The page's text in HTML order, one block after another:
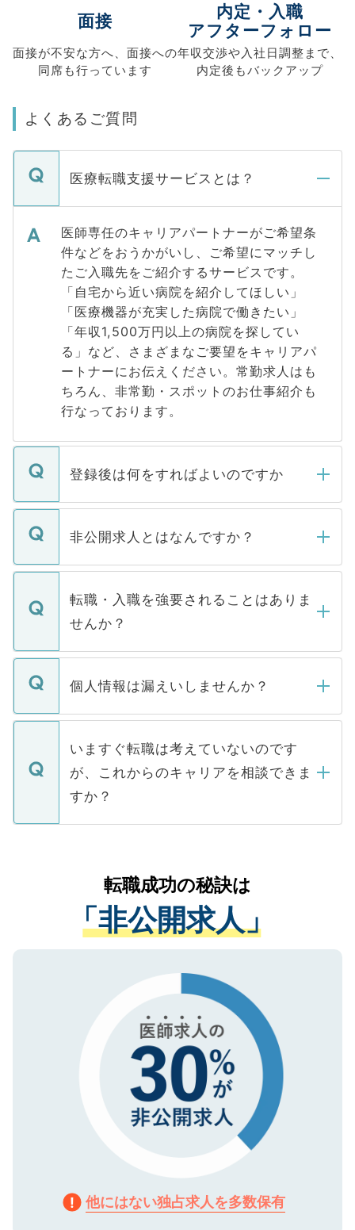
面接
面接が不安な方へ、 面接への
同席も行っています
内定・入職
アフターフォロー
年収交渉や入社日調整まで、
内定後もバックアップ
よくあるご質問
医療転職支援サービスとは？
医師専任のキャリアパートナーがご希望条
件などをおうかがいし、ご希望にマッチし
たご入職先をご紹介するサービスです。
「自宅から近い病院を紹介してほしい」
「医療機器が充実した病院で働きたい」
「年収1,500万円以上の病院を探してい
る」など、さまざまなご要望をキャリアパ
ートナーにお伝えください。常勤求人はも
ちろん、非常勤・スポットのお仕事紹介も
行なっております。
登録後は何をすればよいのですか
ご登録いただきましたら、弊社担当者がご
登録内容を確認し、その後メールもしくは
ます。通常、5営業日以内にはご連絡をせて
いただきますので、しばらくお待ちくださ
い。
非公開求人とはなんですか？
マイナビDOCTORで取り扱っている求人の
うち約3割は、Webサイトからご覧いただ
けない「非公開求人」です。非公開求人は
下記の理由によって、一般には公開してい
ません。
■応募殺到を避けるため 人気のある医療機
関を公にしてしまうと、応募が殺到する場
に、医療機関が求める条件に合った人材の
みを人材紹介会社に依頼するケースが増え
ています。
転職・入職を強要されることはありま
せんか？
転職・入職を強要することは一切ありませ
ん。また、仮に応募先から内定をいただい
定を承諾する必要はありません。内定先へ
の辞退の連絡はキャリアパートナーが行い
ますので、ご安心ください。
個人情報は漏えいしませんか？
個人情報が漏えいすることはありませんの
で、ご安心ください。当サイトからの登録
などで収集したご登録者様の個人情報は、
ご本人のキャリアアップおよび転職活動の
支援を目的に使用いたします。お預かりし
ているすべての個人データはご本人の許可
は、個人情報の取り扱いについての厳密な
管理基準を満たした事業者のみに付与され
る、プライバシーマークを取得済みです。
ご登録いただいた個人情報は、SSL（デー
で、機密保持に関してもご安心ください。
いますぐ転職は考えていないのです
が、これからのキャリアを相談できま
すか？
かがいして、現在の医療機関の状況や紹介
経験をまじえながら、適切なアドバイスを
させていただきます。すぐにご転職をされ
ない方には、長期的なサポートが可能です
ので、まずはご登録ください。
転職成功の秘訣は
「非公開求人」
他にはない独占求人を多数保有